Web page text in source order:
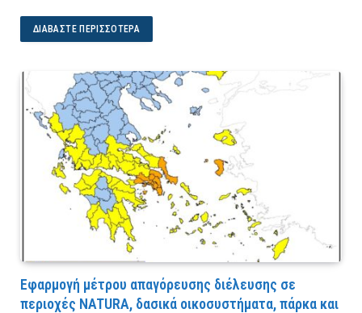
ΔΙΑΒΆΣΤΕ ΠΕΡΙΣΣΌΤΕΡΑ
Εφαρμογή μέτρου απαγόρευσης διέλευσης σε
περιοχές NATURA, δασικά οικοσυστήματα, πάρκα και